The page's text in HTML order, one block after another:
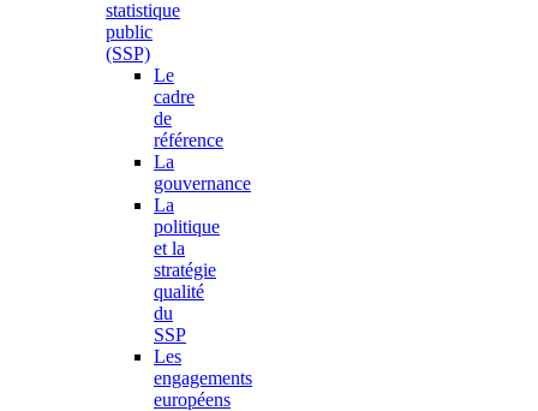
statistique
public
(SSP)
Le
cadre
de
référence
La
gouvernance
La
politique
et la
stratégie
qualité
du
SSP
Les
engagements
européens